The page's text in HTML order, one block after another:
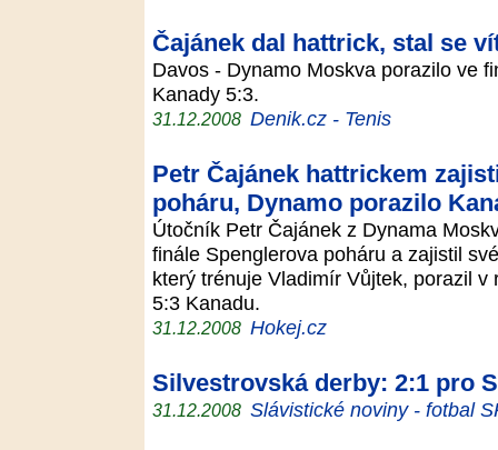
Čajánek dal hattrick, stal se
Davos - Dynamo Moskva porazilo ve
Kanady 5:3.
31.12.2008 Denik.cz - Tenis
Petr Čajánek hattrickem
poháru, Dynamo porazilo
Útočník Petr Čajánek z Dynama
finále Spenglerova poháru a zajistil
který trénuje Vladimír Vůjtek, porazil
5:3 Kanadu.
31.12.2008 Hokej.cz
Silvestrovská derby: 2:1 pro
31.12.2008 Slávistické noviny - fotbal